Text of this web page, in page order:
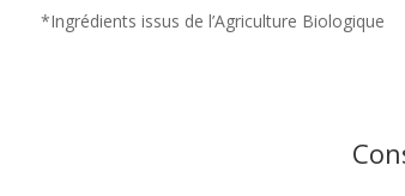
*Ingrédients issus de l’Agriculture Biologique